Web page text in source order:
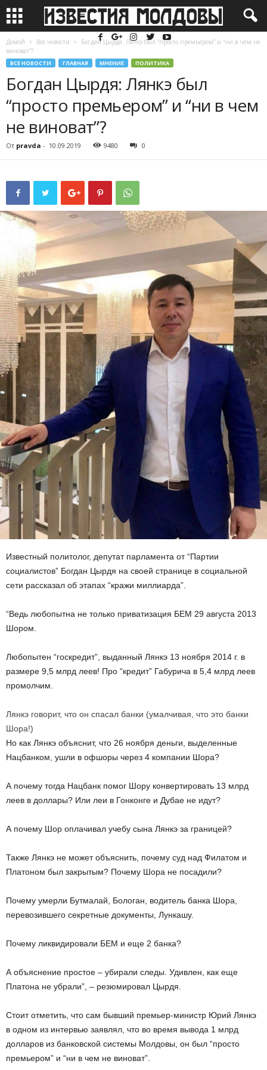
Домой Все новости
Богдан Цырдя: Лянкэ был “просто премьером” и “ни в чем не
виноват”?
ВСЕ НОВОСТИ ГЛАВНАЯ МНЕНИЕ ПОЛИТИКА
Богдан Цырдя: Лянкэ был
“просто премьером” и “ни в чем
не виноват”?
От pravda - 10.09.2019 9480 0
Известный политолог, депутат парламента от “Партии
социалистов” Богдан Цырдя на своей странице в социальной
сети рассказал об этапах “кражи миллиарда”.
“Ведь любопытна не только приватизация БЕМ 29 августа 2013
Шором.
Любопытен “госкредит”, выданный Лянкэ 13 ноября 2014 г. в
размере 9,5 млрд леев! Про “кредит” Габурича в 5,4 млрд леев
промолчим.
Лянкэ говорит, что он спасал банки (умалчивая, что это банки
Шора!)
Но как Лянкэ объяснит, что 26 ноября деньги, выделенные
Нацбанком, ушли в офшоры через 4 компании Шора?
А почему тогда Нацбанк помог Шору конвертировать 13 млрд
леев в доллары? Или леи в Гонконге и Дубае не идут?
А почему Шор оплачивал учебу сына Лянкэ за границей?
Также Лянкэ не может объяснить, почему суд над Филатом и
Платоном был закрытым? Почему Шора не посадили?
Почему умерли Бутмалай, Бологан, водитель банка Шора,
перевозившего секретные документы, Лункашу.
Почему ликвидировали БЕМ и еще 2 банка?
А объяснение простое – убирали следы. Удивлен, как еще
Платона не убрали”, – резюмировал Цырдя.
Стоит отметить, что сам бывший премьер-министр Юрий Лянкэ
в одном из интервью заявлял, что во время вывода 1 млрд
долларов из банковской системы Молдовы, он был “просто
премьером” и “ни в чем не виноват”.